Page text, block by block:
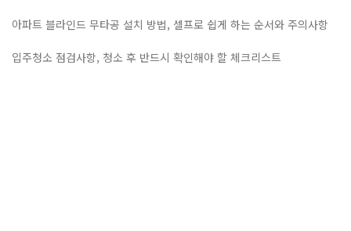
아파트 블라인드 무타공 설치 방법, 셀프로 쉽게 하는 순서와 주의사항
입주청소 점검사항, 청소 후 반드시 확인해야 할 체크리스트